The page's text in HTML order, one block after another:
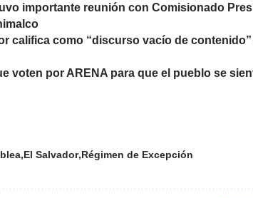
importante reunión con Comisionado
califica como “discurso vacío de contenido”
voten por ARENA para que el pueblo se
El Salvador Régimen de Excepción